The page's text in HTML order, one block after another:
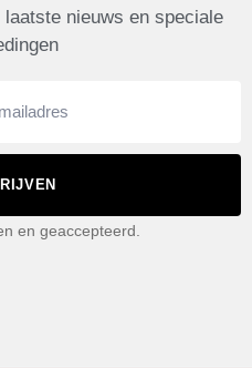
nieuws en speciale
en geaccepteerd.